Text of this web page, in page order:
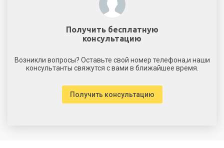
Получить бесплатную
консультацию
Возникли вопросы? Оставьте свой номер телефона,и наши
консультанты свяжутся с вами в ближайшее время.
Получить консультацию